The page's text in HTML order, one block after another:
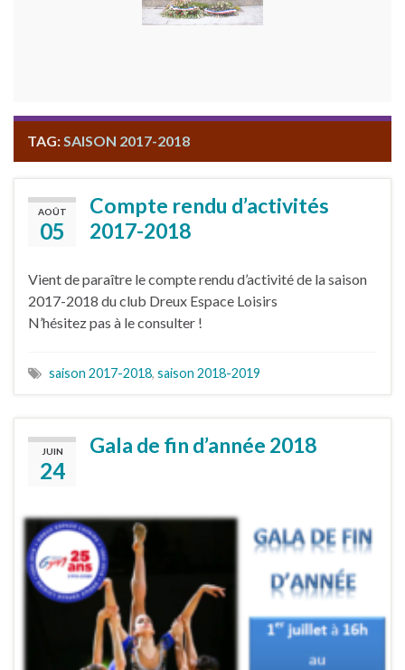
TAG:SAISON 2017-2018
AOÛT
05
Compte rendu d’activités
2017-2018
Vient de paraître le compte rendu d’activité de la saison
2017-2018 du club Dreux Espace Loisirs
N’hésitez pas à le consulter !
saison 2017-2018, saison 2018-2019
JUIN
24
Gala de fin d’année 2018